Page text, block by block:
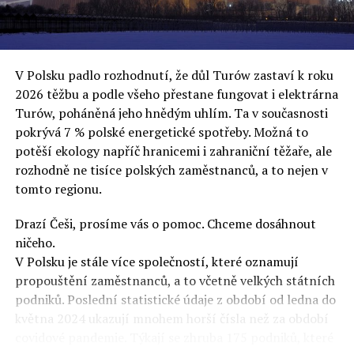
uvěří a nebudou se ptát na podrobnosti,“ řekl Rafał
Ziemkiewicz, redaktor týdeníku Do Rzeczy a ironicky
dodal: „Když se nynějšímu vedení státního hřebčince
podařilo prodat na aukci 10 plemenných koní za 600
000 euro, bylo to provládními médii oslavované jako
velký úspěch. Za vlády PiS se 14 koní prodalo za 2,5
milionu euro, což bylo stejnou mediální partou
komentováno jako konec polského chovu koní. Ve vidění
kontrolorů činnosti PiS ale určitě šlo při prodeji koní o
praní peněz či jinou nelegální činnost.“
Tuskova čísla jsou ale ujetá i jinde, pokračoval
Ziemkiewicz. „Ve vládní aféře PiS kolem vydávání víz
Tusk tvrdil, že za vlády dnešní opozice se nelegálně
prodalo 600 000 víz do Polska. Byla na to dokonce
vytvořena parlamentní vyšetřovací komise, která přišla
ale pouze na to, že 220 víz do Polska bylo
prostřednictvím úplatků uspíšeno, tedy že víza byla
V Polsku padlo rozhodnutí, že důl Turów zastaví k roku
2026 těžbu a podle všeho přestane fungovat i elektrárna
Turów, poháněná jeho hnědým uhlím. Ta v současnosti
pokrývá 7 % polské energetické spotřeby. Možná to
potěší ekology napříč hranicemi i zahraniční těžaře, ale
rozhodně ne tisíce polských zaměstnanců, a to nejen v
tomto regionu.
Drazí Češi, prosíme vás o pomoc. Chceme dosáhnout
ničeho.
V Polsku je stále více společností, které oznamují
propouštění zaměstnanců, a to včetně velkých státních
podniků. Poslední statistické údaje z období od ledna do
května 2024 ukazují mnohem horší čísla než za období